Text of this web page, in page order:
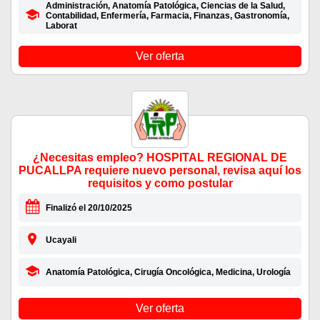
Administración, Anatomía Patológica, Ciencias de la Salud,
Contabilidad, Enfermería, Farmacia, Finanzas, Gastronomía,
Laborat
Ver oferta
¿Necesitas empleo? HOSPITAL REGIONAL DE
PUCALLPA requiere nuevo personal, revisa aquí los
requisitos y como postular
Finalizó el 20/10/2025
Ucayali
Anatomía Patológica, Cirugía Oncológica, Medicina, Urología
Ver oferta